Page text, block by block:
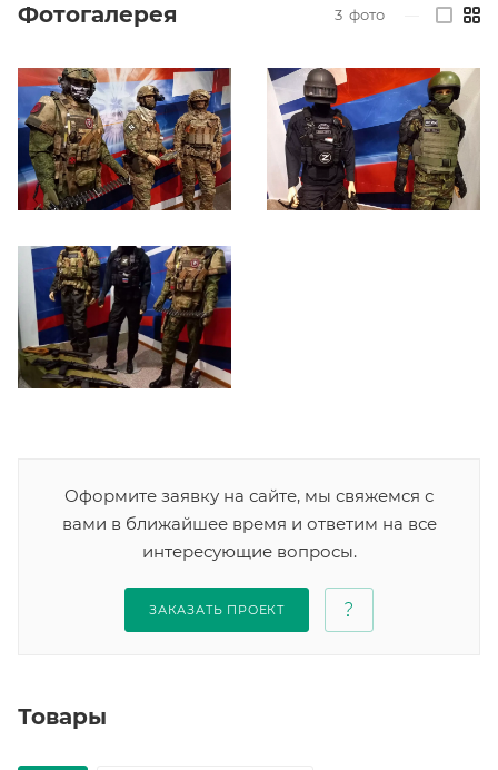
Фотогалерея 3 фото
Оформите заявку на сайте, мы свяжемся с
вами в ближайшее время и ответим на все
интересующие вопросы.
ЗАКАЗАТЬ ПРОЕКТ
Товары